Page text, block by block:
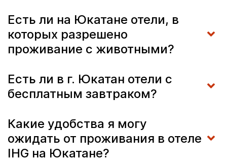
Есть ли на Юкатане отели, в
которых разрешено
проживание с животными?
Есть ли в г. Юкатан отели с
бесплатным завтраком?
Какие удобства я могу
ожидать от проживания в отеле
IHG на Юкатане?